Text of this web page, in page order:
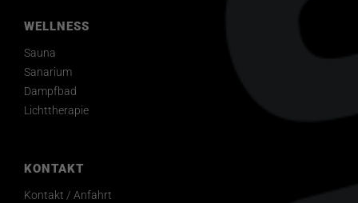
WELLNESS
Sauna
Sanarium
Dampfbad
Lichttherapie
KONTAKT
Kontakt / Anfahrt